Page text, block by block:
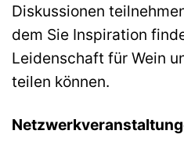
Diskussionen
dem Sie Inspiration
Leidenschaft für Wein
teilen können.